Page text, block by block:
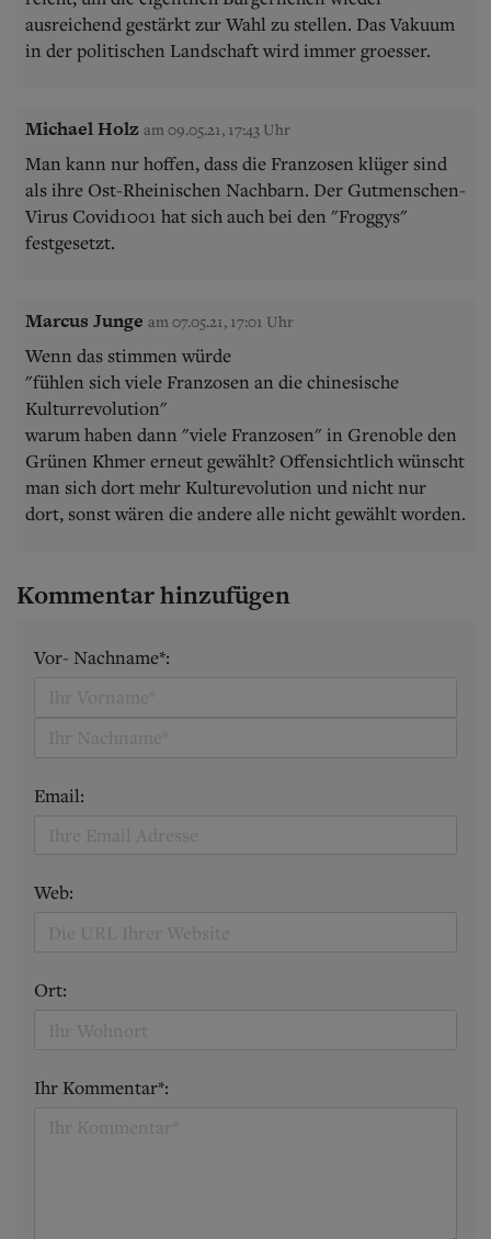
ausreichend gestärkt zur Wahl zu stellen. Das Vakuum
in der politischen Landschaft wird immer groesser.
Michael Holz am 09.05.21, 17:43 Uhr
Man kann nur hoffen, dass die Franzosen klüger sind
als ihre Ost-Rheinischen Nachbarn. Der Gutmenschen-
Virus Covid1001 hat sich auch bei den "Froggys"
festgesetzt.
Marcus Junge am 07.05.21, 17:01 Uhr
Wenn das stimmen würde
"fühlen sich viele Franzosen an die chinesische
Kulturrevolution"
warum haben dann "viele Franzosen" in Grenoble den
Grünen Khmer erneut gewählt? Offensichtlich wünscht
man sich dort mehr Kulturevolution und nicht nur
dort, sonst wären die andere alle nicht gewählt worden.
Kommentar hinzufügen
Vor- Nachname*:
Email:
Web:
Ort:
Ihr Kommentar*: